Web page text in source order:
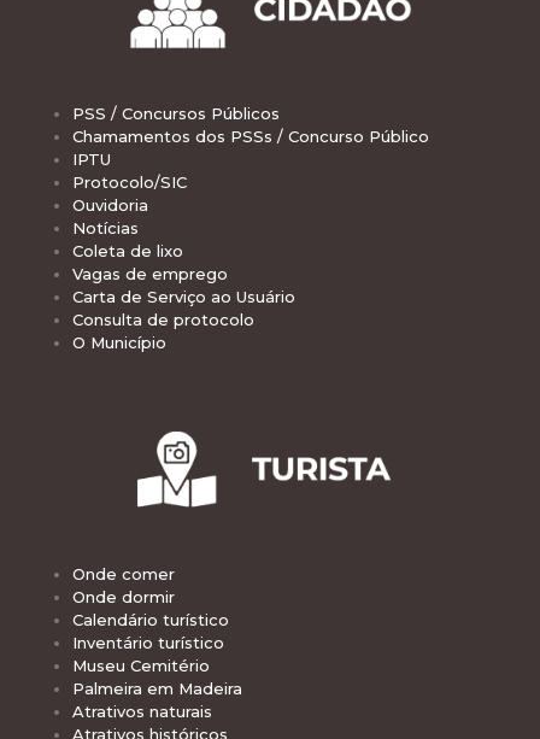
PSS / Concursos Públicos
Chamamentos dos PSSs / Concurso Público
IPTU
Protocolo/SIC
Ouvidoria
Notícias
Coleta de lixo
Vagas de emprego
Carta de Serviço ao Usuário
Consulta de protocolo
O Município
Onde comer
Onde dormir
Calendário turístico
Inventário turístico
Museu Cemitério
Palmeira em Madeira
Atrativos naturais
Atrativos históricos